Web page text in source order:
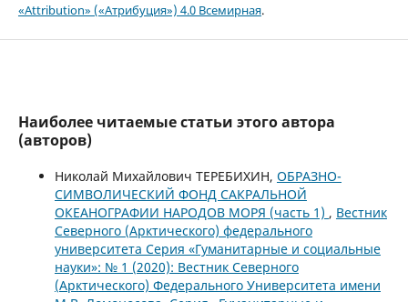
«Attribution» («Атрибуция») 4.0 Всемирная.
Наиболее читаемые статьи этого автора
(авторов)
Николай Михайлович ТЕРЕБИХИН, ОБРАЗНО-
СИМВОЛИЧЕСКИЙ ФОНД САКРАЛЬНОЙ
ОКЕАНОГРАФИИ НАРОДОВ МОРЯ (часть 1) , Вестник
Северного (Арктического) федерального
университета Серия «Гуманитарные и социальные
науки»: № 1 (2020): Вестник Северного
(Арктического) Федерального Университета имени